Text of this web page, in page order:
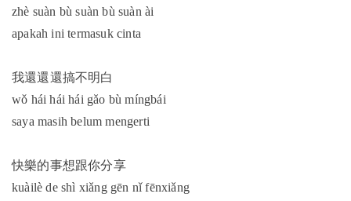
zhè suàn bù suàn bù suàn ài
apakah ini termasuk cinta
我還還還搞不明白
wǒ hái hái hái gǎo bù míngbái
saya masih belum mengerti
快樂的事想跟你分享
kuàilè de shì xiǎng gēn nǐ fēnxiǎng